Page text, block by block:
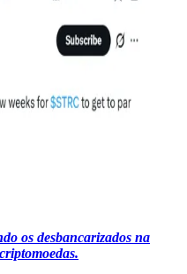
os desbancarizados na